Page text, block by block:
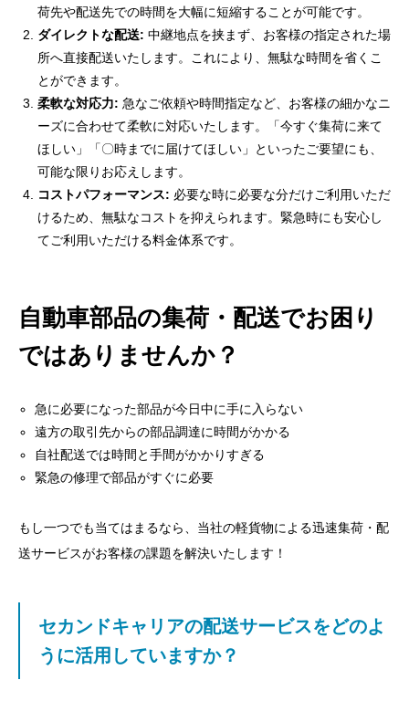
荷先や配送先での時間を大幅に短縮することが可能です。
ダイレクトな配送: 中継地点を挟まず、お客様の指定された場
所へ直接配送いたします。これにより、無駄な時間を省くこ
とができます。
柔軟な対応力: 急なご依頼や時間指定など、お客様の細かなニ
ーズに合わせて柔軟に対応いたします。「今すぐ集荷に来て
ほしい」「〇時までに届けてほしい」といったご要望にも、
可能な限りお応えします。
コストパフォーマンス: 必要な時に必要な分だけご利用いただ
けるため、無駄なコストを抑えられます。緊急時にも安心し
てご利用いただける料金体系です。
自動車部品の集荷・配送でお困り
ではありませんか？
急に必要になった部品が今日中に手に入らない
遠方の取引先からの部品調達に時間がかかる
自社配送では時間と手間がかかりすぎる
緊急の修理で部品がすぐに必要
もし一つでも当てはまるなら、当社の軽貨物による迅速集荷・配
送サービスがお客様の課題を解決いたします！
セカンドキャリアの配送サービスをどのよ
うに活用していますか？